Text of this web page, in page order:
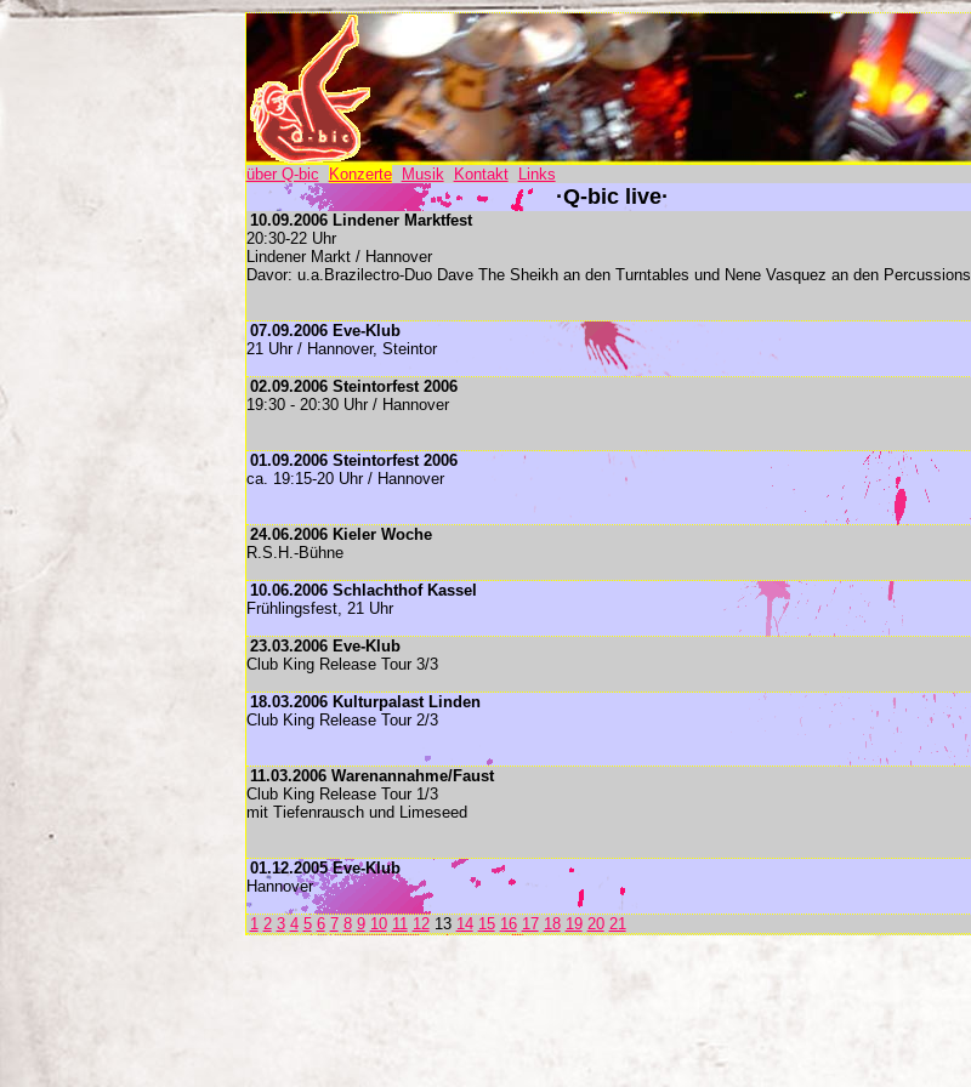
über Q-bic Konzerte Musik Kontakt Links
·Q-bic live·
10.09.2006 Lindener Marktfest
20:30-22 Uhr
Lindener Markt / Hannover
Davor: u.a.Brazilectro-Duo Dave The Sheikh an den Turntables und Nene Vasquez an den Percussions
07.09.2006 Eve-Klub
21 Uhr / Hannover, Steintor
02.09.2006 Steintorfest 2006
19:30 - 20:30 Uhr / Hannover
01.09.2006 Steintorfest 2006
ca. 19:15-20 Uhr / Hannover
24.06.2006 Kieler Woche
R.S.H.-Bühne
10.06.2006 Schlachthof Kassel
Frühlingsfest, 21 Uhr
23.03.2006 Eve-Klub
Club King Release Tour 3/3
18.03.2006 Kulturpalast Linden
Club King Release Tour 2/3
11.03.2006 Warenannahme/Faust
Club King Release Tour 1/3
mit Tiefenrausch und Limeseed
01.12.2005 Eve-Klub
Hannover
1 2 3 4 5 6 7 8 9 10 11 1213 14 15 16 17 18 19 20 21